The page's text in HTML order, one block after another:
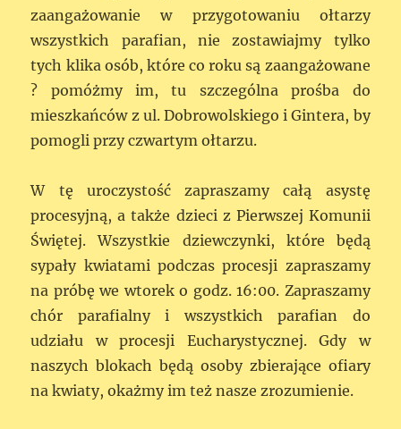
zaangażowanie w przygotowaniu ołtarzy
wszystkich parafian, nie zostawiajmy tylko
tych klika osób, które co roku są zaangażowane
? pomóżmy im, tu szczególna prośba do
mieszkańców z ul. Dobrowolskiego i Gintera, by
pomogli przy czwartym ołtarzu.
W tę uroczystość zapraszamy całą asystę
procesyjną, a także dzieci z Pierwszej Komunii
Świętej. Wszystkie dziewczynki, które będą
sypały kwiatami podczas procesji zapraszamy
na próbę we wtorek o godz. 16:00. Zapraszamy
chór parafialny i wszystkich parafian do
udziału w procesji Eucharystycznej. Gdy w
naszych blokach będą osoby zbierające ofiary
na kwiaty, okażmy im też nasze zrozumienie.